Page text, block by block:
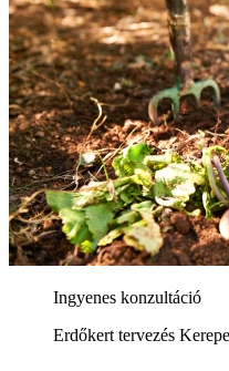
Ingyenes konzultáció
Erdőkert tervezés